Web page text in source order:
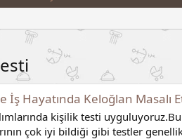
İş Hayatında Keloğlan Masalı
kişilik testi
çok iyi bildiği gibi testler